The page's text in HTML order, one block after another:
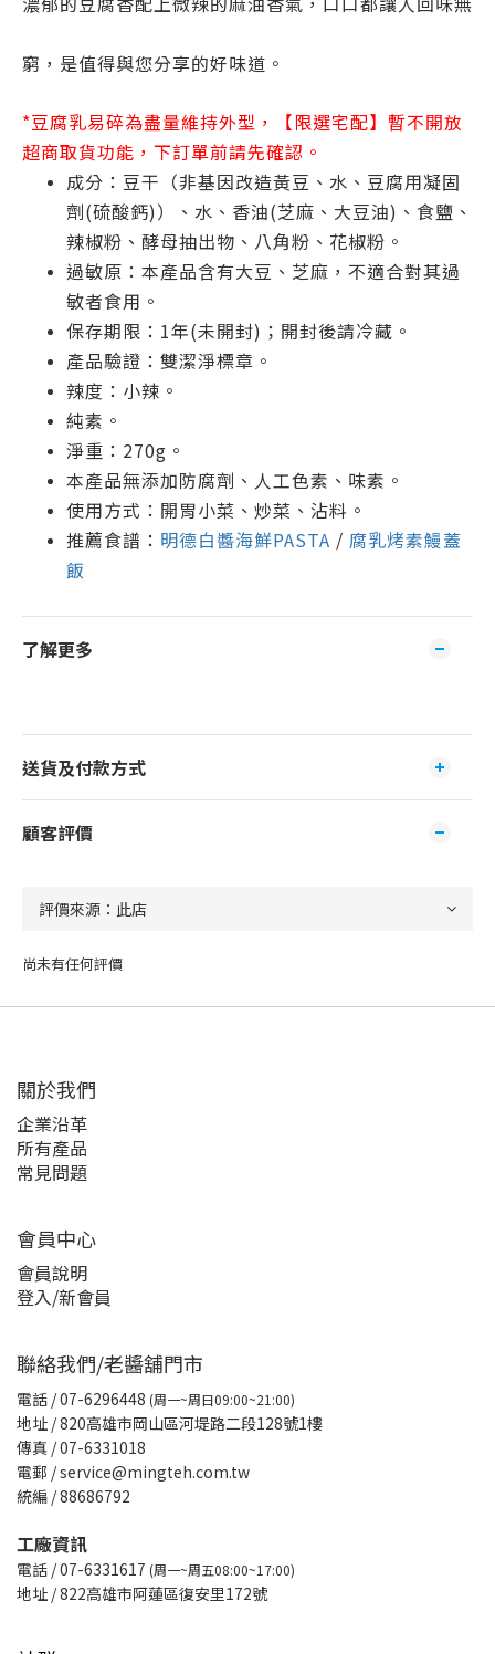
窮，是值得與您分享的好味道。
*豆腐乳易碎為盡量維持外型，【限選宅配】暫不開放
超商取貨功能，下訂單前請先確認。
成分：豆干（非基因改造黃豆、水、豆腐用凝固
劑(硫酸鈣)）、水、香油(芝麻、大豆油)、食鹽、
辣椒粉、酵母抽出物、八角粉、花椒粉。
過敏原：本產品含有大豆、芝麻，不適合對其過
敏者食用。
保存期限：1年(未開封)；開封後請冷藏。
產品驗證：雙潔淨標章。
辣度：小辣。
純素。
淨重：270g。
本產品無添加防腐劑、人工色素、味素。
使用方式：開胃小菜、炒菜、沾料。
推薦食譜： 明德白醬海鮮PASTA / 腐乳烤素鰻蓋
飯
了解更多
送貨及付款方式
顧客評價
尚未有任何評價
關於我們
企業沿革
所有產品
常見問題
會員中心
會員說明
登入/新會員
聯絡我們/老醬舖門市
電話 / 07-6296448 (周一~周日09:00~21:00)
地址 / 820高雄市岡山區河堤路二段128號1樓
傳真 / 07-6331018
電郵 / service@mingteh.com.tw
統編 / 88686792
工廠資訊
電話 / 07-6331617 (周一~周五08:00~17:00)
地址 / 822高雄市阿蓮區復安里172號